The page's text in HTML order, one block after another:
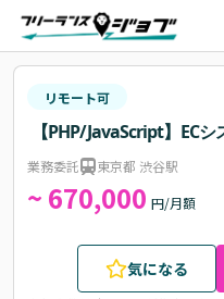
リモート可
【PHP/JavaScript】EC
業務委託 東京都 渋谷駅
~ 670,000 円/月額
気になる